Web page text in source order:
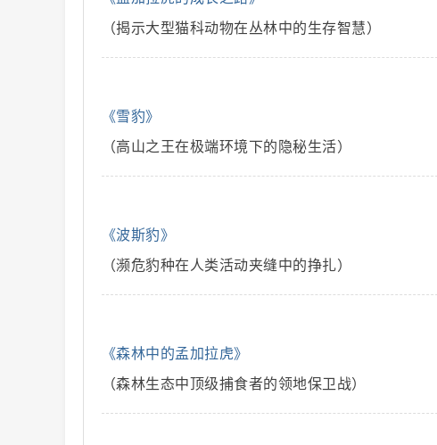
说
（揭示大型猫科动物在丛林中的生存智慧）
《雪豹》
（高山之王在极端环境下的隐秘生活）
《波斯豹》
（濒危豹种在人类活动夹缝中的挣扎）
《森林中的孟加拉虎》
（森林生态中顶级捕食者的领地保卫战）